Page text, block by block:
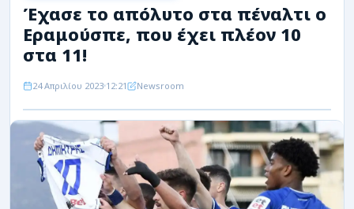
ΠΟΔΟΣΦΑΙΡΟ
ΜΠΑΣΚΕΤ
ΣΠΟΡ
ΕΙΔΗΣΕΙΣ
ΑΡΘΡΟΓΡΑΦΙΕΣ
ΡΟΗ
Έχασε το απόλυτο στα πέναλτι ο
Εραμούσπε, που έχει πλέον 10
στα 11!
24 Απριλίου 2023 12:21 Newsroom